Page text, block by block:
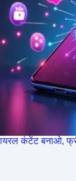
कंटेंट बनाओ,